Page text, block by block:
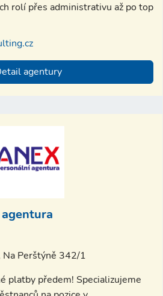
rolí přes administrativu až po top
agentury
Na Perštýně 342/1
platby předem! Specializujeme